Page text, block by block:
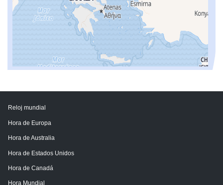
Reloj mundial
Hora de Europa
Hora de Australia
Hora de Estados Unidos
Hora de Canadá
Hora Mundial